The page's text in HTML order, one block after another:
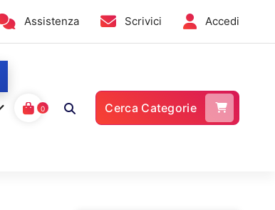
Assistenza Scrivici Accedi
0 Cerca Categorie